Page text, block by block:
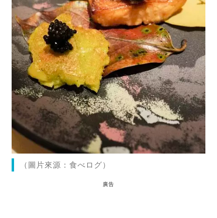
（圖片來源：食べログ）
廣告